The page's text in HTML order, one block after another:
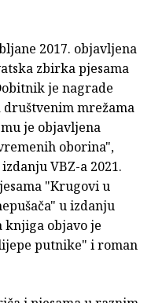
2017. objavljena
zbirka pjesama
je nagrade
društvenim mrežama
je objavljena
oborina",
VBZ-a 2021.
"Krugovi u
u izdanju
knjiga objavo je
putnike" i roman